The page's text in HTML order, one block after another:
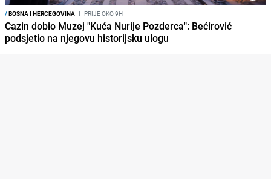
/BOSNA I HERCEGOVINA I PRIJE OKO 9H
Cazin dobio Muzej "Kuća Nurije Pozderca": Bećirović
podsjetio na njegovu historijsku ulogu